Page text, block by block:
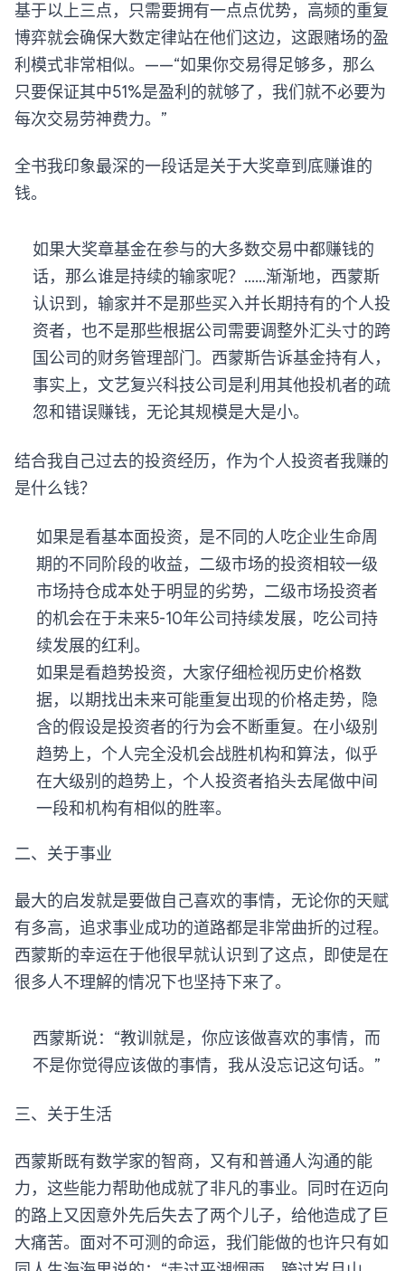
基于以上三点，只需要拥有一点点优势，高频的重复
博弈就会确保大数定律站在他们这边，这跟赌场的盈
利模式非常相似。——“如果你交易得足够多，那么
只要保证其中51%是盈利的就够了，我们就不必要为
每次交易劳神费力。”
全书我印象最深的一段话是关于大奖章到底赚谁的
钱。
如果大奖章基金在参与的大多数交易中都赚钱的
话，那么谁是持续的输家呢？……渐渐地，西蒙斯
认识到，输家并不是那些买入并长期持有的个人投
资者，也不是那些根据公司需要调整外汇头寸的跨
国公司的财务管理部门。西蒙斯告诉基金持有人，
事实上，文艺复兴科技公司是利用其他投机者的疏
忽和错误赚钱，无论其规模是大是小。
结合我自己过去的投资经历，作为个人投资者我赚的
是什么钱？
如果是看基本面投资，是不同的人吃企业生命周
期的不同阶段的收益，二级市场的投资相较一级
市场持仓成本处于明显的劣势，二级市场投资者
的机会在于未来5-10年公司持续发展，吃公司持
续发展的红利。
如果是看趋势投资，大家仔细检视历史价格数
据，以期找出未来可能重复出现的价格走势，隐
含的假设是投资者的行为会不断重复。在小级别
趋势上，个人完全没机会战胜机构和算法，似乎
在大级别的趋势上，个人投资者掐头去尾做中间
一段和机构有相似的胜率。
二、关于事业
最大的启发就是要做自己喜欢的事情，无论你的天赋
有多高，追求事业成功的道路都是非常曲折的过程。
西蒙斯的幸运在于他很早就认识到了这点，即使是在
很多人不理解的情况下也坚持下来了。
西蒙斯说：“教训就是，你应该做喜欢的事情，而
不是你觉得应该做的事情，我从没忘记这句话。”
三、关于生活
西蒙斯既有数学家的智商，又有和普通人沟通的能
力，这些能力帮助他成就了非凡的事业。同时在迈向
的路上又因意外先后失去了两个儿子，给他造成了巨
大痛苦。面对不可测的命运，我们能做的也许只有如